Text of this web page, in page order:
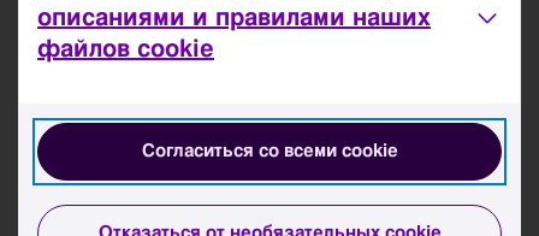
описаниями и правилами наших
файлов cookie
Согласиться со всеми cookie
Отказаться от необязательных cookie